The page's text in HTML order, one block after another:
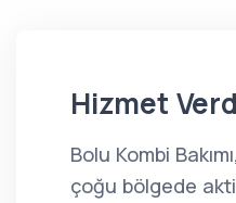
Hizmet
Bolu Kombi
çoğu bölgede